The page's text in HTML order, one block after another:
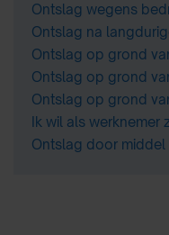
Ontslag wegens
Ontslag na
Ontslag op grond
Ontslag op grond
Ontslag op grond
Ik wil als
Ontslag door